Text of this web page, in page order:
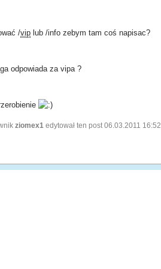
/vip lub /info zebym tam coś napisac?
odpowiada za vipa ?
ziomex1 edytował ten post 06.03.2011 16:52